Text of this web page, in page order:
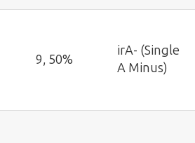
9, 50%
irA- (Single
A Minus)